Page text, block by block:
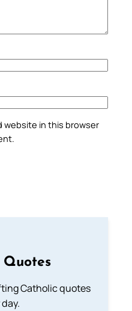
website in this browser
Catholic quotes